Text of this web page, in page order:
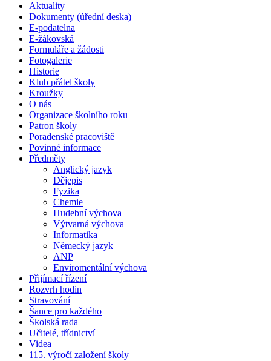
Aktuality
Dokumenty (úřední deska)
E-podatelna
E-žákovská
Formuláře a žádosti
Fotogalerie
Historie
Klub přátel školy
Kroužky
O nás
Organizace školního roku
Patron školy
Poradenské pracoviště
Povinné informace
Předměty
Anglický jazyk
Dějepis
Fyzika
Chemie
Hudební výchova
Výtvarná výchova
Informatika
Německý jazyk
ANP
Enviromentální výchova
Přijímací řízení
Rozvrh hodin
Stravování
Šance pro každého
Školská rada
Učitelé, třídnictví
Videa
115. výročí založení školy